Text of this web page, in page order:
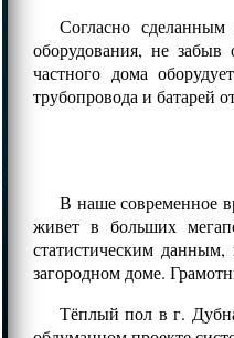
Согласно
оборудования, не
частного дома
трубопровода и батарей
В наше современное
живет в больших
статистическим
загородном доме.
Тёплый пол в г.